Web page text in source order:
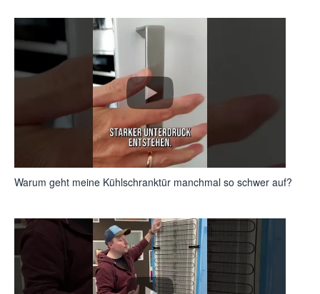
Warum geht meine Kühlschranktür manchmal so schwer auf?